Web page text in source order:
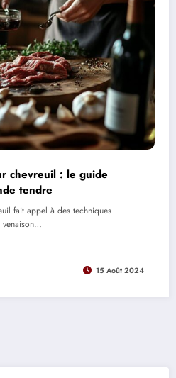
chevreuil : le guide
tendre
fait appel à des techniques
venaison…
15 Août 2024